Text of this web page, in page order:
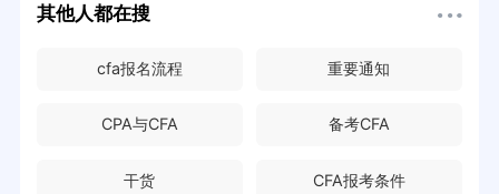
其他人都在搜
cfa报名流程 重要通知
CPA与CFA 备考CFA
干货 CFA报考条件